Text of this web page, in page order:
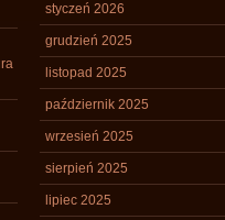
styczeń 2026
grudzień 2025
listopad 2025
październik 2025
wrzesień 2025
sierpień 2025
lipiec 2025